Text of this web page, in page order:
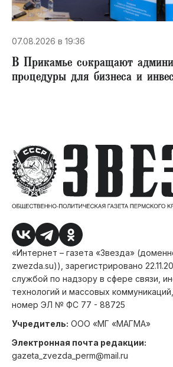
07.08.2026 в 19:36
В Прикамье сокращают
процедуры для бизнеса и
«Интернет – газета «Звезда»
zwezda.su)), зарегистрировано
службой по надзору в сфере связи,
технологий и массовых
номер ЭЛ № ФС 77 - 88725
Учредитель: ООО «МГ «МАГМА»
Электронная почта редакции:
gazeta_zvezda_perm@mail.ru